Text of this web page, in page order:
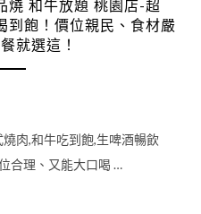
燒 和牛放題 桃園店-超
到飽！價位親民、食材嚴
就選這！
肉,和牛吃到飽,生啤酒暢飲
合理、又能大口喝 …